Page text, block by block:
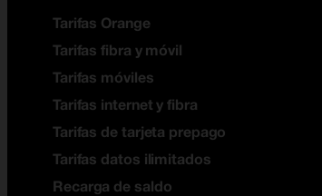
Tarifas Orange
Tarifas fibra y móvil
Tarifas móviles
Tarifas internet y fibra
Tarifas de tarjeta prepago
Tarifas datos ilimitados
Recarga de saldo